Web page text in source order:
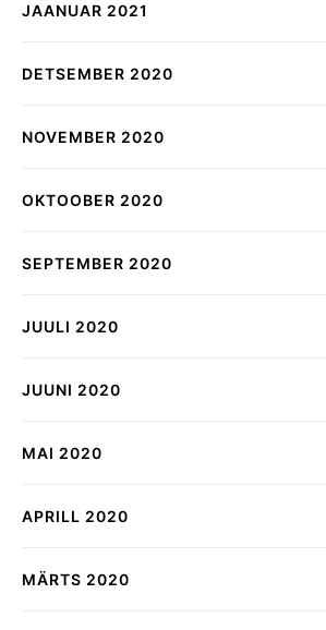
JAANUAR 2021
DETSEMBER 2020
NOVEMBER 2020
OKTOOBER 2020
SEPTEMBER 2020
JUULI 2020
JUUNI 2020
MAI 2020
APRILL 2020
MÄRTS 2020